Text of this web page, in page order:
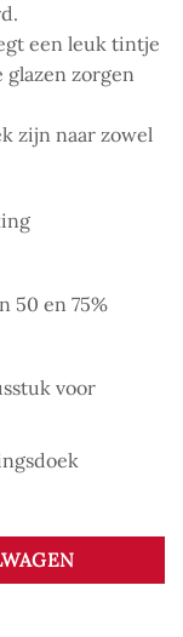
een leuk tintje
zorgen
zijn naar zowel
50 en 75%
voor